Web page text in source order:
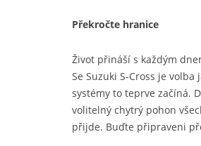
Překročte hranice
Život přináší s každým
Se Suzuki S‑Cross je
systémy to teprve začíná.
volitelný chytrý pohon
přijde. Buďte připraveni